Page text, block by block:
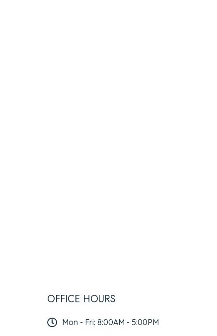
OFFICE HOURS
Mon - Fri: 8:00AM - 5:00PM